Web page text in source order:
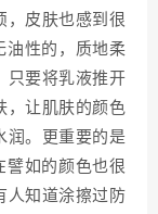
，皮肤也感到很
油性的，质地柔
只要将乳液推开
，让肌肤的颜色
润。更重要的是
譬如的颜色也很
人知道涂擦过防